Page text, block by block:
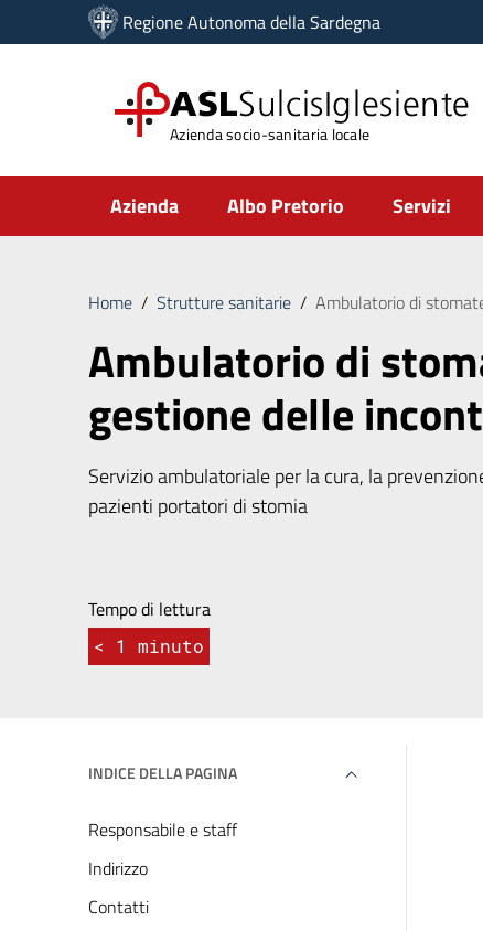
Vai ai contenuti
Vai al menu di navigazione
Regione Autonoma della Sardegna
ASLSulcisIglesiente
Azienda socio-sanitaria locale
Submenu
Azienda Albo Pretorio Servizi
Home / Strutture sanitarie / Ambulatorio di
Ambulatorio di
gestione delle
Servizio ambulatoriale per la cura, la
pazienti portatori di stomia
Tempo di lettura
< 1 minuto
INDICE DELLA PAGINA
Responsabile e staff
Indirizzo
Contatti